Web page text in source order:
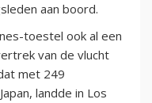
aan boord.
toestel ook al een
van de vlucht
met 249
landde in Los